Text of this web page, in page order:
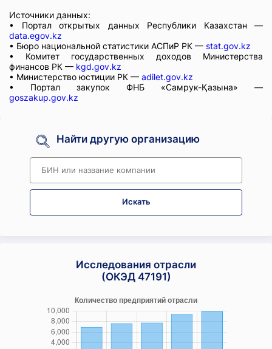
Источники данных:
• Портал открытых данных Республики Казахстан —
data.egov.kz
• Бюро национальной статистики АСПиР РК — stat.gov.kz
• Комитет государственных доходов Министерства
финансов РК — kgd.gov.kz
• Министерство юстиции РК — adilet.gov.kz
• Портал закупок ФНБ «Самрук-Қазына» —
goszakup.gov.kz
Найти другую организацию
Искать
Исследования отрасли
(ОКЭД 47191)